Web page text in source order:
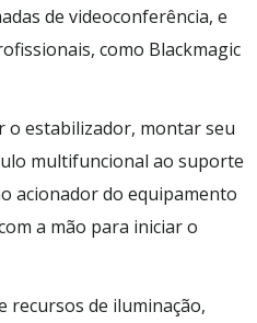
de videoconferência, e
como Blackmagic
o estabilizador, montar seu
multifuncional ao suporte
acionador do equipamento
a mão para iniciar o
recursos de iluminação,